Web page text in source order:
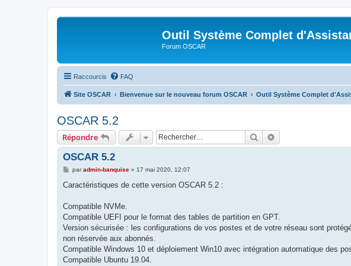
Outil Système Complet
Forum OSCAR
Raccourcis FAQ
Site OSCAR Bienvenue sur le nouveau forum OSCAR Outil Système Complet
OSCAR 5.2
Répondre Rechercher
OSCAR 5.2
M
s
g
paradmin-banquise» 17 mai 2020, 12:07
Caractéristiques de cette version OSCAR 5.2 :
Compatible NVMe.
Compatible UEFI pour le format des tables de partition en GPT.
Version sécurisée : les configurations de vos postes et de votre réseau sont
non réservée aux abonnés.
Compatible Windows 10 et déploiement Win10 avec intégration automatique des
Compatible Ubuntu 19.04.